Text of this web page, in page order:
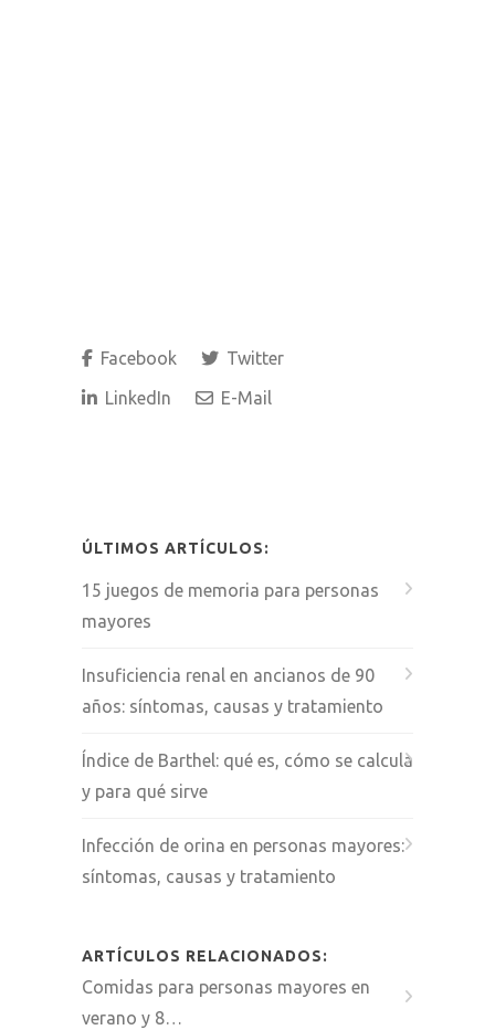
Facebook
Twitter
LinkedIn
E-Mail
ÚLTIMOS ARTÍCULOS:
15 juegos de memoria para personas
mayores
Insuficiencia renal en ancianos de 90
años: síntomas, causas y tratamiento
Índice de Barthel: qué es, cómo se calcula
y para qué sirve
Infección de orina en personas mayores:
síntomas, causas y tratamiento
ARTÍCULOS RELACIONADOS:
Comidas para personas mayores en
verano y 8…